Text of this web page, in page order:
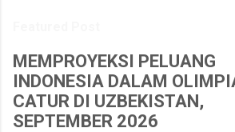
MEMPROYEKSI PELUANG
INDONESIA DALAM
CATUR DI UZBEKISTAN,
SEPTEMBER 2026